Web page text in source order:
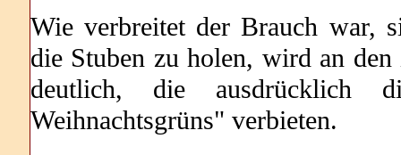
Wie verbreitet der Brauch war,
die Stuben zu holen, wird an
deutlich, die ausdrücklich
Weihnachtsgrüns" verbieten.